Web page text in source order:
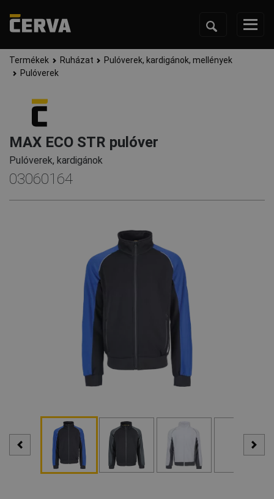
Termékek Ruházat
Pulóverek, kardigánok, mellények
Pulóverek
MAX ECO STR pulóver
Pulóverek, kardigánok
03060164